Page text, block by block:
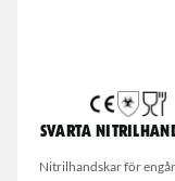
Svarta
Nitrilhandskar för